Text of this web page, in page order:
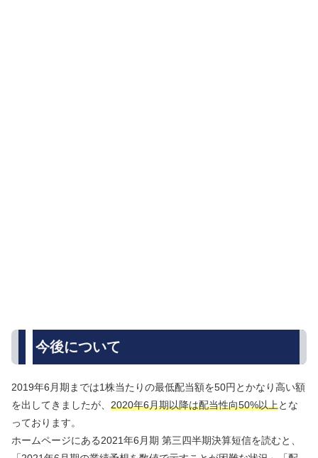
今後について
2019年6月期までは1株当たりの最低配当額を50円とかなり高い額
を出してきましたが、 2020年6月期以降は配当性向50%以上とな
っております。
ホームページにある2021年6月期 第三四半期決算短信を読むと、